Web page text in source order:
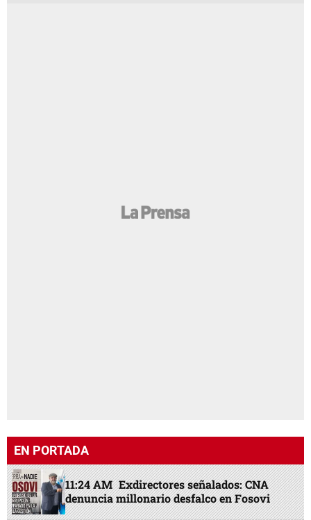
EN PORTADA
11:24 AM Exdirectores señalados: CNA
denuncia millonario desfalco en Fosovi